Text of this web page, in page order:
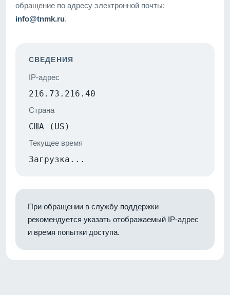
обращение по адресу электронной почты:
info@tnmk.ru.
СВЕДЕНИЯ
IP-адрес
216.73.216.40
Страна
США (US)
Текущее время
Загрузка...
При обращении в службу поддержки
рекомендуется указать отображаемый IP-адрес
и время попытки доступа.